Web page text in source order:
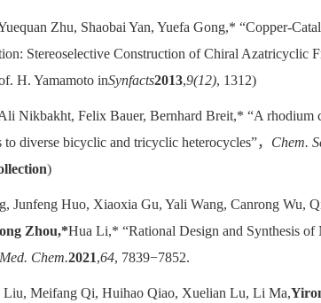
Zhu, Shaobai Yan, Yuefa Gong,* “Copper-
Stereoselective Construction of Chiral Azatricyclic
H. Yamamoto inSynfacts2013,9(12), 1312)
Nikbakht, Felix Bauer, Bernhard Breit,* “A rhodium
diverse bicyclic and tricyclic heterocycles”， Chem.
)
Junfeng Huo, Xiaoxia Gu, Yali Wang, Canrong Wu,
Zhou,*Hua Li,* “Rational Design and Synthesis
Chem.2021,64, 7839−7852.
Liu, Meifang Qi, Huihao Qiao, Xuelian Lu, Li Ma,